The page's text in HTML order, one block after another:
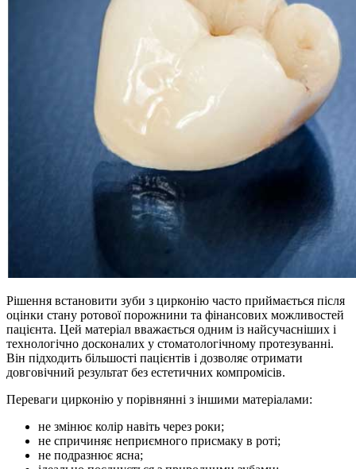
Рішення встановити зуби з цирконію часто приймається після
оцінки стану ротової порожнини та фінансових можливостей
пацієнта. Цей матеріал вважається одним із найсучасніших і
технологічно досконалих у стоматологічному протезуванні.
Він підходить більшості пацієнтів і дозволяє отримати
довговічний результат без естетичних компромісів.
Переваги цирконію у порівнянні з іншими матеріалами:
не змінює колір навіть через роки;
не спричиняє неприємного присмаку в роті;
не подразнює ясна;